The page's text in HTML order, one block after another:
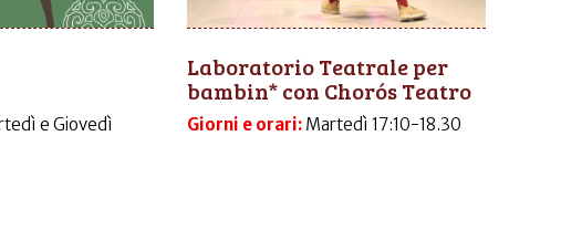
e Giovedì
Laboratorio Teatrale per
bambin* con Chorós Teatro
Giorni e orari: Martedì 17:10-18.30